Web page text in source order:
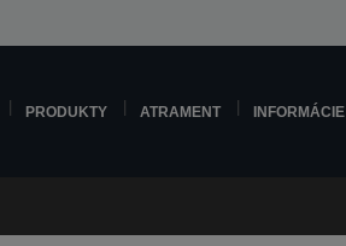
PRODUKTY ATRAMENT INFORMÁCIE